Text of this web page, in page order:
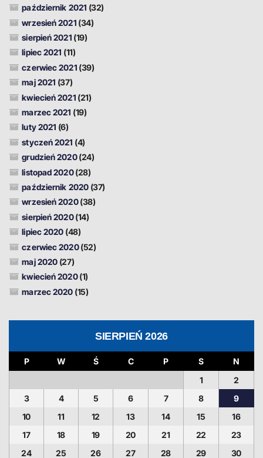
październik 2021 (32)
wrzesień 2021 (34)
sierpień 2021 (19)
lipiec 2021 (11)
czerwiec 2021 (39)
maj 2021 (37)
kwiecień 2021 (21)
marzec 2021 (19)
luty 2021 (6)
styczeń 2021 (4)
grudzień 2020(24)
listopad 2020(28)
październik 2020(37)
wrzesień 2020(38)
sierpień 2020(14)
lipiec 2020 (48)
czerwiec 2020(52)
maj 2020 (27)
kwiecień 2020(1)
marzec 2020 (15)
SIERPIEŃ 2026
P W Ś C P S
N
1
2
3
4 5 6 7 8
9
10
11 12 13 14 15
16
17
18 19 20 21 22
23
24
25 26 27 28 29 30